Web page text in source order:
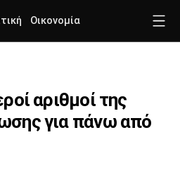
Οικονομία
αριθμοί της
για πάνω από